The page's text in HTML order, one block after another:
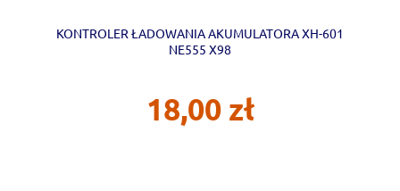
KONTROLER ŁADOWANIA AKUMULATORA XH-601
NE555 X98
18,00 zł